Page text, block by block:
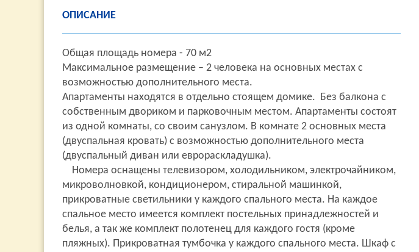
ОПИСАНИЕ
Общая площадь номера - 70 м2
Максимальное размещение – 2 человека на основных местах с
возможностью дополнительного места.
Апартаменты находятся в отдельно стоящем домике. Без балкона с
собственным двориком и парковочным местом. Апартаменты состоят
из одной комнаты, со своим санузлом. В комнате 2 основных места
(двуспальная кровать) с возможностью дополнительного места
(двуспальный диван или еврораскладушка).
Номера оснащены телевизором, холодильником, электрочайником,
микроволновкой, кондиционером, стиральной машинкой,
прикроватные светильники у каждого спального места. На каждое
спальное место имеется комплект постельных принадлежностей и
белья, а так же комплект полотенец для каждого гостя (кроме
пляжных). Прикроватная тумбочка у каждого спального места. Шкаф с